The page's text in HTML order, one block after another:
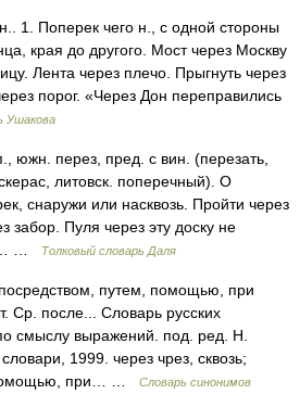
1. Поперек чего н., с одной стороны
края до другого. Мост через Москву
Лента через плечо. Прыгнуть через
порог. «Через Дон переправились
Ушакова
южн. перез, пред. с вин. (перезать,
литовск. поперечный). О
снаружи или насквозь. Пройти через
забор. Пуля через эту доску не
…
Толковый словарь Даля
путем, помощью, при
Ср. после... Словарь русских
смыслу выражений. под. ред. Н.
1999. через чрез, сквозь;
при… …
Словарь синонимов